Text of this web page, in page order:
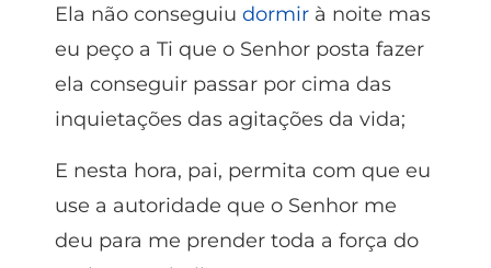
Ela não conseguiu dormir à noite mas
eu peço a Ti que o Senhor posta fazer
ela conseguir passar por cima das
inquietações das agitações da vida;
E nesta hora, pai, permita com que eu
use a autoridade que o Senhor me
deu para me prender toda a força do